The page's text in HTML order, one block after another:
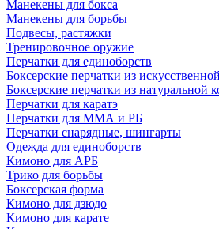
Манекены для бокса
Манекены для борьбы
Подвесы, растяжки
Тренировочное оружие
Перчатки для единоборств
Боксерские перчатки из
Боксерские перчатки из натуральной
Перчатки для каратэ
Перчатки для ММА и РБ
Перчатки снарядные, шингарты
Одежда для единоборств
Кимоно для АРБ
Трико для борьбы
Боксерская форма
Кимоно для дзюдо
Кимоно для карате